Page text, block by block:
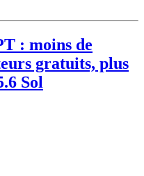
: moins de
gratuits, plus
Sol